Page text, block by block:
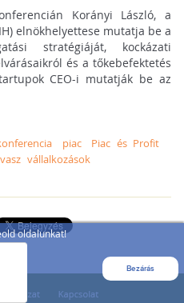
oldalunkat!
Bezárás
Korányi László, a
elnökhelyettese mutatja be a
stratégiáját, kockázati
és a tőkebefektetés
CEO-i mutatják be az
piac
Piac és Profit
vállalkozások